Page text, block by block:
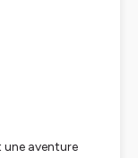
une aventure